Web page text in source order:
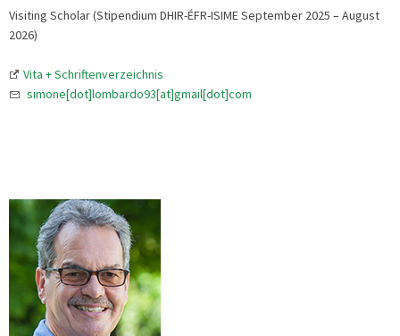
Visiting Scholar (Stipendium DHIR-ÉFR-ISIME September 2025 – August
2026)
Vita + Schriftenverzeichnis
simone[dot]lombardo93[at]gmail[dot]com